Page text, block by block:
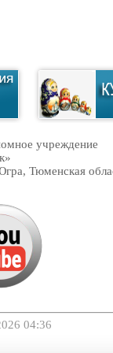
учреждение
Тюменская
04:36